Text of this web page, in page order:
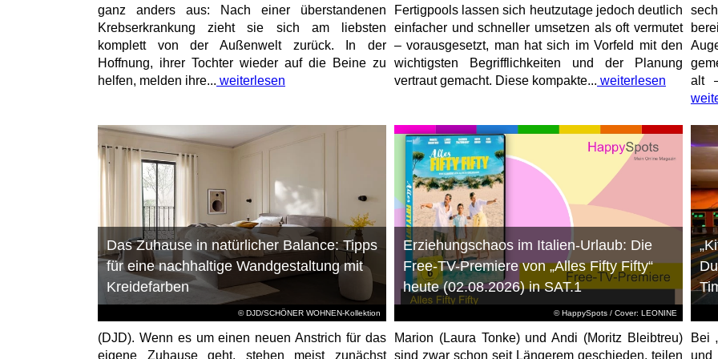
ganz anders aus: Nach einer überstandenen
Krebserkrankung zieht sie sich am liebsten
komplett von der Außenwelt zurück. In der
Hoffnung, ihrer Tochter wieder auf die Beine zu
helfen, melden ihre... weiterlesen
Fertigpools lassen sich heutzutage jedoch deutlich
einfacher und schneller umsetzen als oft vermutet
– vorausgesetzt, man hat sich im Vorfeld mit den
wichtigsten Begrifflichkeiten und der Planung
vertraut gemacht. Diese kompakte... weiterlesen
alt
© DJD/SCHÖNER WOHNEN-Kollektion
Das Zuhause in natürlicher Balance: Tipps
für eine nachhaltige Wandgestaltung mit
Kreidefarben
(DJD). Wenn es um einen neuen Anstrich für das
eigene Zuhause geht, stehen meist zunächst
© HappySpots / Cover: LEONINE
Erziehungschaos im Italien-Urlaub: Die
Free-TV-Premiere von „Alles Fifty Fifty“
heute (02.08.2026) in SAT.1
Marion (Laura Tonke) und Andi (Moritz Bleibtreu)
sind zwar schon seit Längerem geschieden, teilen
Bei